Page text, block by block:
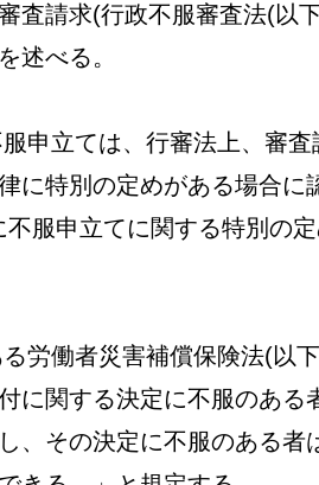
査請求(行政不服審査法(以
述べる。
立ては、行審法上、審査
に特別の定めがある場合に
服申立てに関する特別の
働者災害補償保険法(以下
に関する決定に不服のある
、その決定に不服のある者